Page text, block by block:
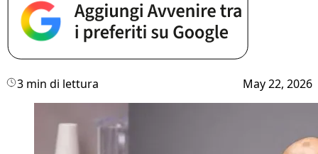
3 min di lettura May 22, 2026